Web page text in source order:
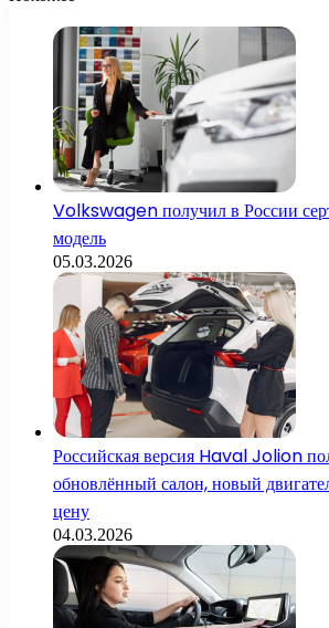
Volkswagen получил в России
модель
05.03.2026
Российская версия Haval Jolion
обновлённый салон, новый
цену
04.03.2026